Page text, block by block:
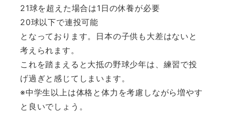
21球を超えた場合は1日の休養が必要
20球以下で連投可能
となっております。日本の子供も大差はないと
考えられます。
これを踏まえると大抵の野球少年は、練習で投
げ過ぎと感じてしまいます。
※中学生以上は体格と体力を考慮しながら増やす
と良いでしょう。